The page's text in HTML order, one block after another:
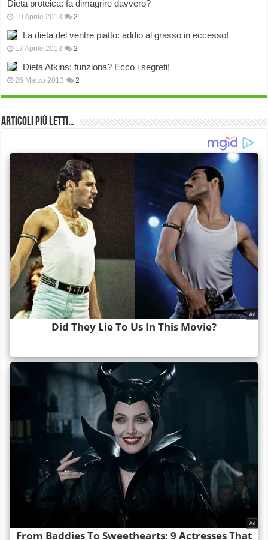
Dieta proteica: fa dimagrire davvero?
19 Aprile 2013 2
La dieta del ventre piatto: addio al grasso in eccesso!
17 Aprile 2013 2
Dieta Atkins: funziona? Ecco i segreti!
26 Marzo 2013 2
Articoli più Letti…